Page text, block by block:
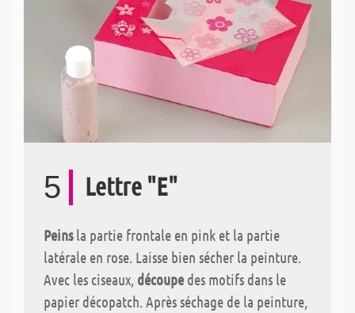
5 Lettre "E"
Peinsla partie frontale en pink et la partie
latérale en rose. Laisse bien sécher la peinture.
Avec les ciseaux, découpe des motifs dans le
papier décopatch. Après séchage de la peinture,